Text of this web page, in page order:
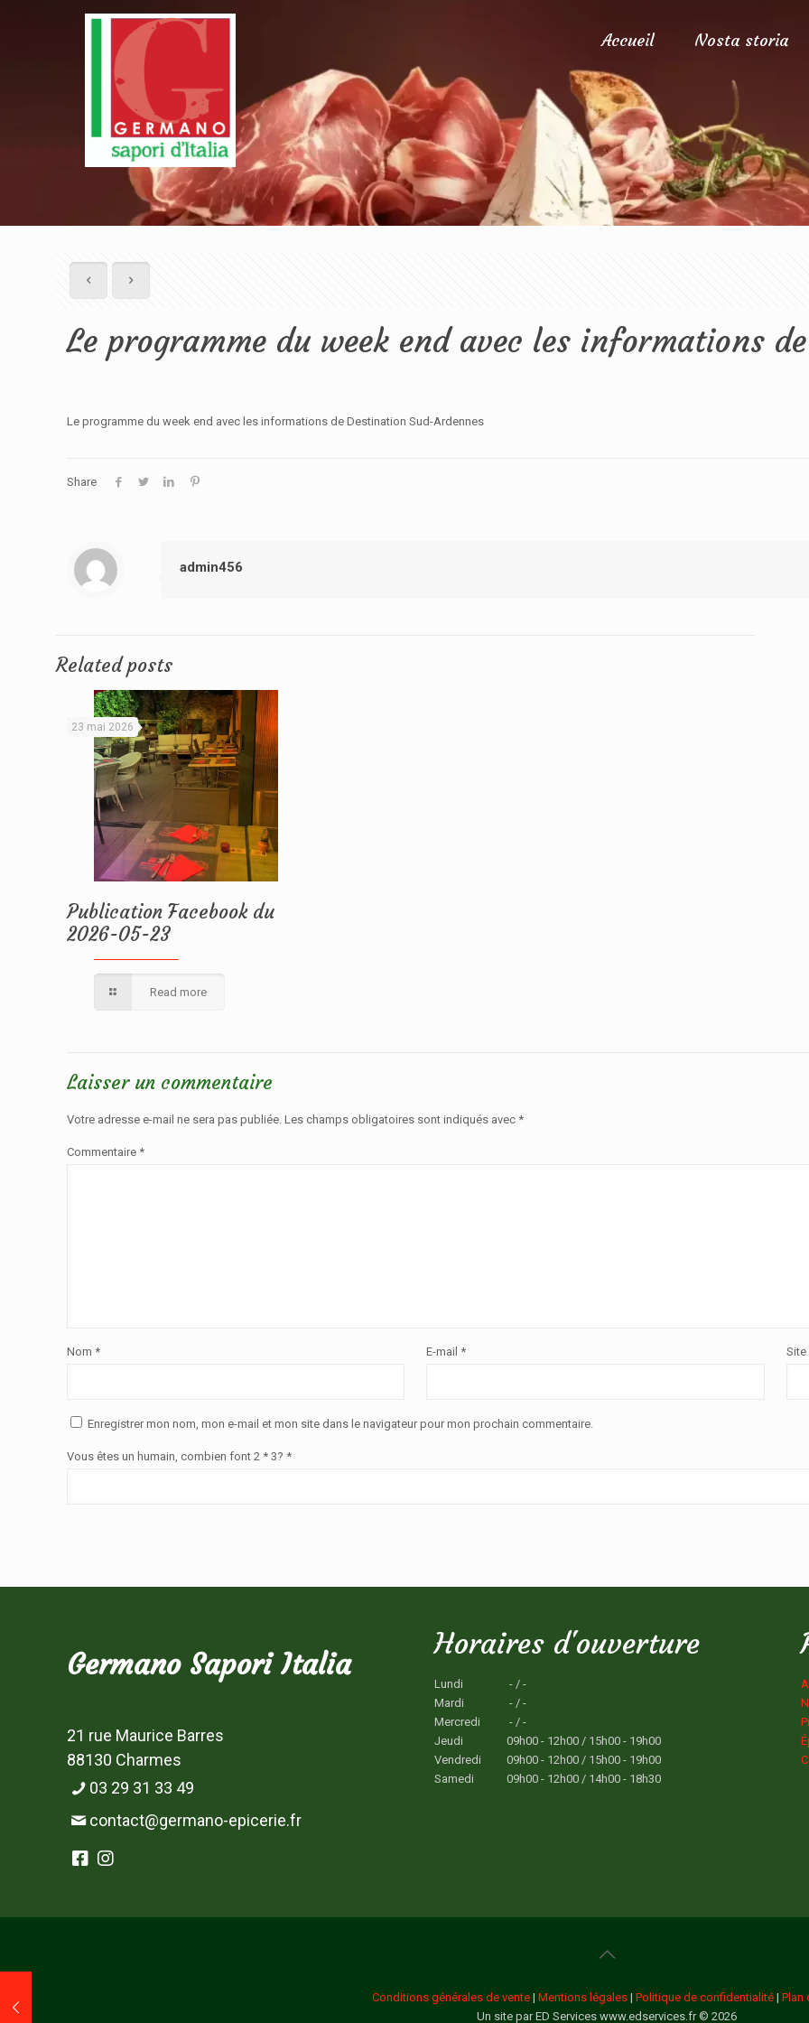
Accueil Nosta storia
Le programme du week end avec les informations de
Le programme du week end avec les informations de Destination Sud-Ardennes
Share
admin456
Related posts
23 mai 2026
Publication Facebook du
2026-05-23
Read more
Laisser un commentaire
Votre adresse e-mail ne sera pas publiée. Les champs obligatoires sont indiqués avec *
Commentaire *
Nom * E-mail * Site
Enregistrer mon nom, mon e-mail et mon site dans le navigateur pour mon prochain commentaire.
Vous êtes un humain, combien font 2 * 3? *
Germano Sapori Italia
21 rue Maurice Barres
88130 Charmes
03 29 31 33 49
contact@germano-epicerie.fr
Horaires d'ouverture
Lundi
- / -
Mardi
- / -
Mercredi
- / -
Jeudi
09h00 - 12h00 / 15h00 - 19h00
Vendredi
09h00 - 12h00 / 15h00 - 19h00
Samedi
09h00 - 12h00 / 14h00 - 18h30
Conditions générales de vente | Mentions légales | Politique de confidentialité | Plan
Un site par ED Services www.edservices.fr © 2026